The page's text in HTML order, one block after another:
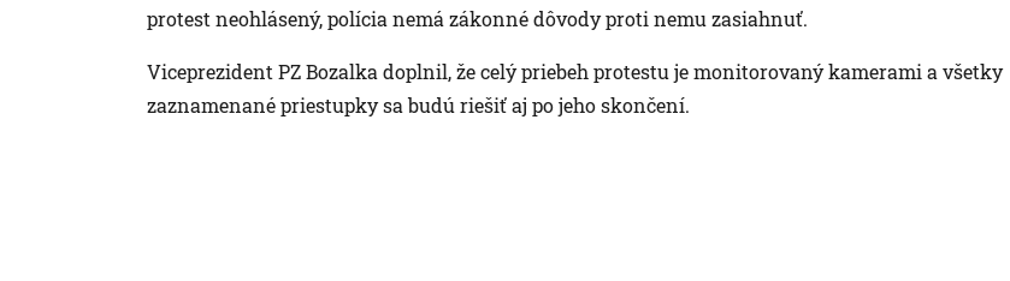
protest neohlásený, polícia nemá zákonné dôvody proti nemu zasiahnuť.
Viceprezident PZ Bozalka doplnil, že celý priebeh protestu je monitorovaný kamerami a všetky
zaznamenané priestupky sa budú riešiť aj po jeho skončení.